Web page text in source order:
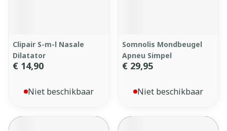
Clipair S-m-l Nasale
Dilatator
€ 14,90
Niet beschikbaar
Somnolis Mondbeugel
Apneu Simpel
€ 29,95
Niet beschikbaar